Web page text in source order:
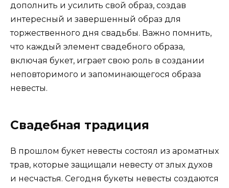
дополнить и усилить свой образ, создав
интересный и завершенный образ для
торжественного дня свадьбы. Важно помнить,
что каждый элемент свадебного образа,
включая букет, играет свою роль в создании
неповторимого и запоминающегося образа
невесты.
Свадебная традиция
В прошлом букет невесты состоял из ароматных
трав, которые защищали невесту от злых духов
и несчастья. Сегодня букеты невесты создаются